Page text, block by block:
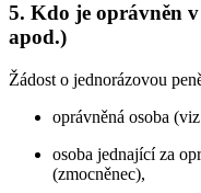
5. Kdo je oprávněn
apod.)
Žádost o jednorázovou
oprávněná osoba
osoba jednající za
(zmocněnec),